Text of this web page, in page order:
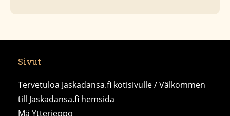
Sivut
Tervetuloa Jaskadansa.fi kotisivulle / Välkommen
till Jaskadansa.fi hemsida
Må Ytterjeppo